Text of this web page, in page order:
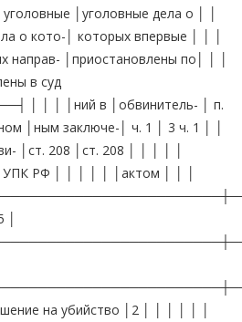
│уголовные дела о │ │
о кото-│ которых впервые │ │ │
направ- │приостановлены по│ │ │
в суд
│ │ │ │ний в │обвинитель- │ п.
│ным заключе-│ ч. 1 │ 3 ч. 1 │ │
│ст. 208 │ст. 208 │ │ │ │ │
РФ │ │ │ │ │ │актом │ │ │
на убийство │2 │ │ │ │ │ │